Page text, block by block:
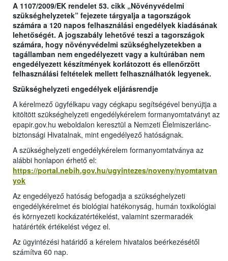
A 1107/2009/EK rendelet 53. cikk „Növényvédelmi
szükséghelyzetek” fejezete tárgyalja a tagországok
számára a 120 napos felhasználási engedélyek kiadásának
lehetőségét. A jogszabály lehetővé teszi a tagországok
számára, hogy növényvédelmi szükséghelyzetekben a
tagállamban nem engedélyezett vagy a kultúrában nem
engedélyezett készítmények korlátozott és ellenőrzött
felhasználási feltételek mellett felhasználhatók legyenek.
Szükséghelyzeti engedélyek eljárásrendje
A kérelmező ügyfélkapu vagy cégkapu segítségével benyújtja a
kitöltött szükséghelyzeti engedélykérelem formanyomtatványt az
epapir.gov.hu weboldalon keresztül a Nemzeti Élelmiszerlánc-
biztonsági Hivatalnak, mint engedélyező hatóságnak.
A szükséghelyzeti engedélykérelem formanyomtatványa az
alábbi honlapon érhető el:
https://portal.nebih.gov.hu/ugyintezes/noveny/nyomtatvan
yok
Az engedélyező hatóság befogadja a szükséghelyzeti
engedélykérelmet és biológiai hatékonyság, humán toxikológiai
és környezeti kockázatértékelést, valamint szermaradék
határérték értékelést végez el.
Az ügyintézési határidő a kérelem hivatalos beérkezésétől
számítva 60 nap.